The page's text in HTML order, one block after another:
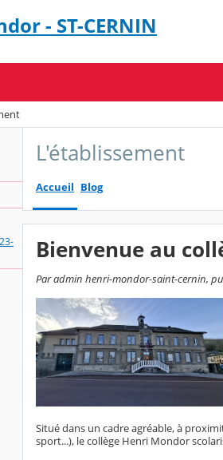
- ST-CERNIN
L'établissement
Accueil Blog
Bienvenue au
Par admin henri-mondor-saint-cernin,
Situé dans un cadre agréable, à
sport...), le collège Henri Mondor